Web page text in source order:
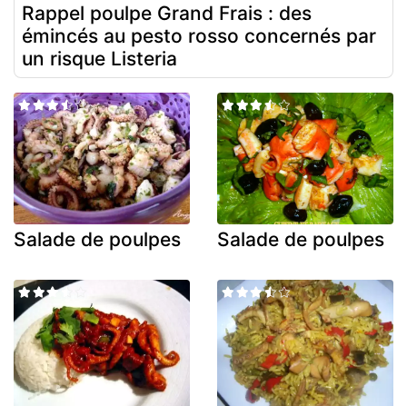
Rappel poulpe Grand Frais : des
émincés au pesto rosso concernés par
un risque Listeria
Salade de poulpes Salade de poulpes